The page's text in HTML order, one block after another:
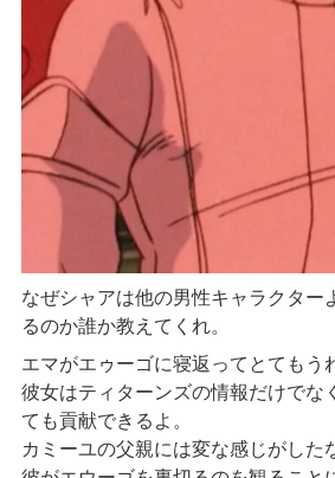
なぜシャアは他の男性キャラクター
るのか誰か教えてくれ。
エマがエゥーゴに寝返ってとてもう
彼女はティターンズの情報だけでな
ても貢献できるよ。
カミーユの父親には変な感じがした